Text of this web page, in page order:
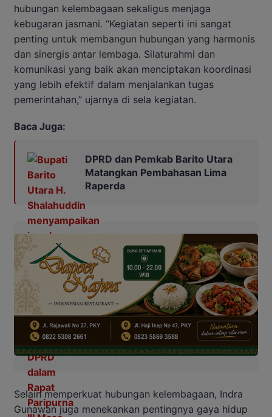
hubungan kelembagaan sekaligus menjaga
kebugaran jasmani. “Kegiatan seperti ini sangat
penting untuk membangun hubungan yang harmonis
dan sinergis antar lembaga. Silaturahmi dan
komunikasi yang baik akan menciptakan koordinasi
yang lebih efektif dalam menjalankan tugas
pemerintahan,” ujarnya di sela kegiatan.
Baca Juga:
DPRD dan Pemkab Barito Utara
Matangkan Pembahasan Lima
Raperda
Selain memperkuat hubungan kelembagaan, Indra
Gunawan juga menekankan pentingnya gaya hidup